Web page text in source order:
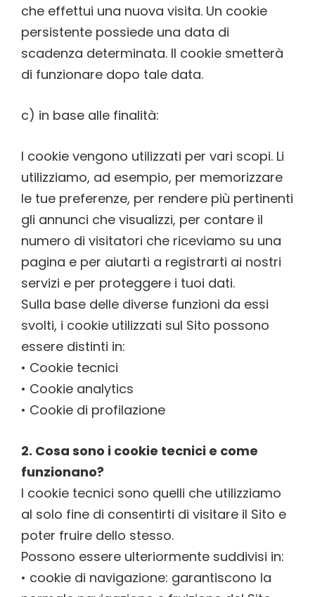
che effettui una nuova visita. Un cookie
persistente possiede una data di
scadenza determinata. Il cookie smetterà
di funzionare dopo tale data.
c) in base alle finalità:
I cookie vengono utilizzati per vari scopi. Li
utilizziamo, ad esempio, per memorizzare
le tue preferenze, per rendere più pertinenti
gli annunci che visualizzi, per contare il
numero di visitatori che riceviamo su una
pagina e per aiutarti a registrarti ai nostri
servizi e per proteggere i tuoi dati.
Sulla base delle diverse funzioni da essi
svolti, i cookie utilizzati sul Sito possono
essere distinti in:
• Cookie tecnici
• Cookie analytics
• Cookie di profilazione
2. Cosa sono i cookie tecnici e come
funzionano?
I cookie tecnici sono quelli che utilizziamo
al solo fine di consentirti di visitare il Sito e
poter fruire dello stesso.
Possono essere ulteriormente suddivisi in:
• cookie di navigazione: garantiscono la